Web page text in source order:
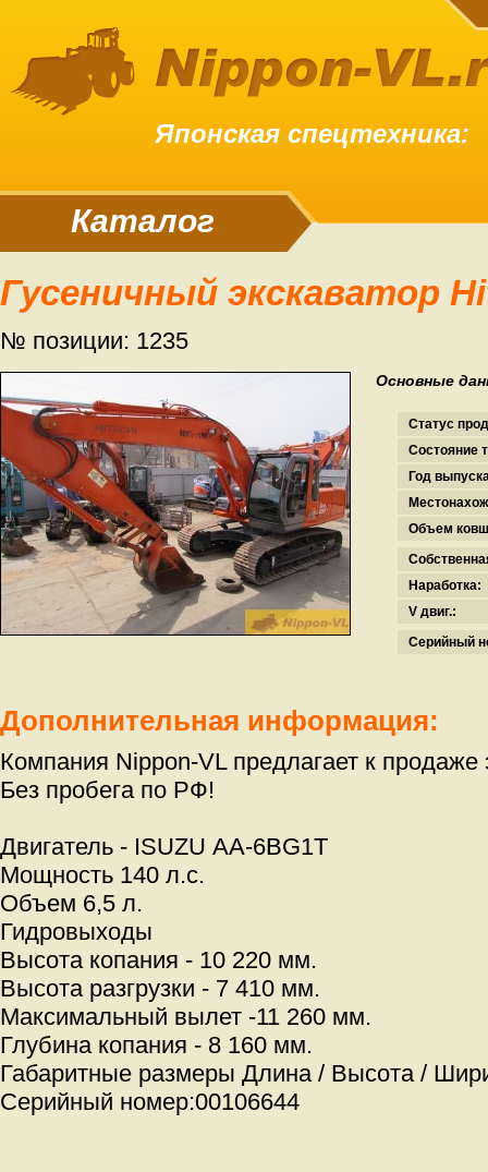
Японская спецтехника:
Каталог
Гусеничный экскаватор
№ позиции: 1235
Основные
Статус
Состояние
Год
Объем
Наработка:
V двиг.:
Серийный
Дополнительная информация:
Компания Nippon-VL предлагает к продаже
Без пробега по РФ!
Двигатель - ISUZU АА-6BG1T
Мощность 140 л.с.
Объем 6,5 л.
Гидровыходы
Высота копания - 10 220 мм.
Высота разгрузки - 7 410 мм.
Максимальный вылет -11 260 мм.
Глубина копания - 8 160 мм.
Габаритные размеры Длина / Высота /
Серийный номер:00106644